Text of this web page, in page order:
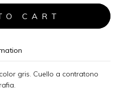
gris. Cuello a contratono